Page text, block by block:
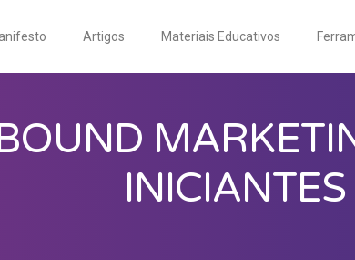
Artigos Materiais Educativos
INICIANTES